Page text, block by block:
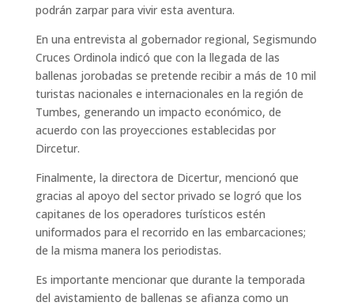
podrán zarpar para vivir esta aventura.
En una entrevista al gobernador regional, Segismundo
Cruces Ordinola indicó que con la llegada de las
ballenas jorobadas se pretende recibir a más de 10 mil
turistas nacionales e internacionales en la región de
Tumbes, generando un impacto económico, de
acuerdo con las proyecciones establecidas por
Dircetur.
Finalmente, la directora de Dicertur, mencionó que
gracias al apoyo del sector privado se logró que los
capitanes de los operadores turísticos estén
uniformados para el recorrido en las embarcaciones;
de la misma manera los periodistas.
Es importante mencionar que durante la temporada
del avistamiento de ballenas se afianza como un